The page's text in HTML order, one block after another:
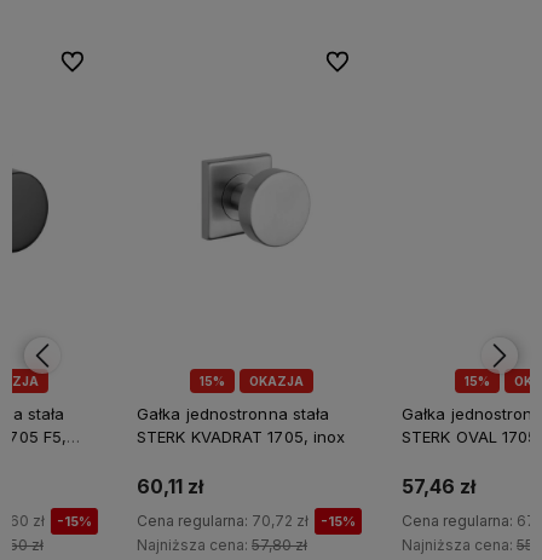
Gałka jednostronna stała
STERK KVADRAT 1705, inox
Cena regularna:70,72 zł -15%
Najniższa cena:57,80 zł
Gałka jednostronna stała
STERK OVAL 1705 16, inox
Cena regularna:67,60 zł -15%
Najniższa cena:55,25 zł